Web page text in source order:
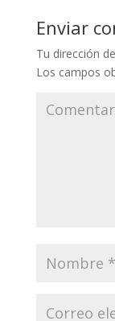
Li
n
k
o
o
k
Enviar
Tu dirección
Los campos